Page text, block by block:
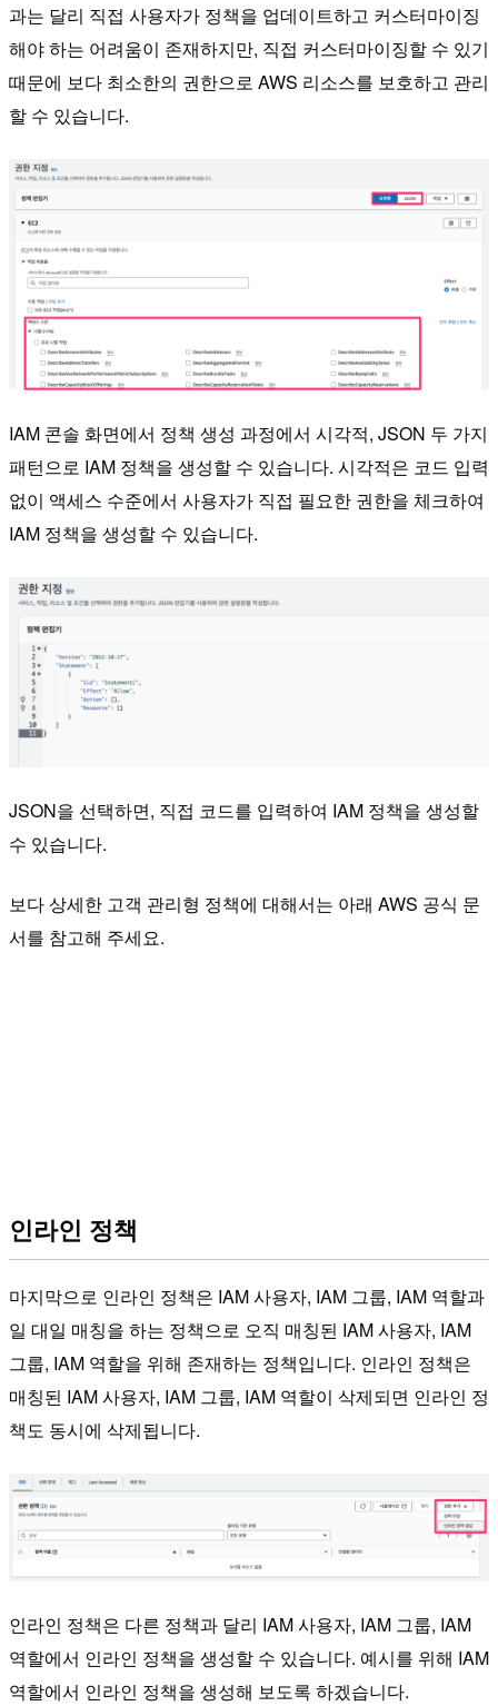
과는 달리 직접 사용자가 정책을 업데이트하고 커스터마이징
해야 하는 어려움이 존재하지만, 직접 커스터마이징할 수 있기
때문에 보다 최소한의 권한으로 AWS 리소스를 보호하고 관리
할 수 있습니다.
IAM 콘솔 화면에서 정책 생성 과정에서 시각적, JSON 두 가지
패턴으로 IAM 정책을 생성할 수 있습니다. 시각적은 코드 입력
없이 액세스 수준에서 사용자가 직접 필요한 권한을 체크하여
IAM 정책을 생성할 수 있습니다.
JSON을 선택하면, 직접 코드를 입력하여 IAM 정책을 생성할
수 있습니다.
보다 상세한 고객 관리형 정책에 대해서는 아래 AWS 공식 문
서를 참고해 주세요.
인라인 정책
마지막으로 인라인 정책은 IAM 사용자, IAM 그룹, IAM 역할과
일 대일 매칭을 하는 정책으로 오직 매칭된 IAM 사용자, IAM
그룹, IAM 역할을 위해 존재하는 정책입니다. 인라인 정책은
매칭된 IAM 사용자, IAM 그룹, IAM 역할이 삭제되면 인라인 정
책도 동시에 삭제됩니다.
인라인 정책은 다른 정책과 달리 IAM 사용자, IAM 그룹, IAM
역할에서 인라인 정책을 생성할 수 있습니다. 예시를 위해 IAM
역할에서 인라인 정책을 생성해 보도록 하겠습니다.